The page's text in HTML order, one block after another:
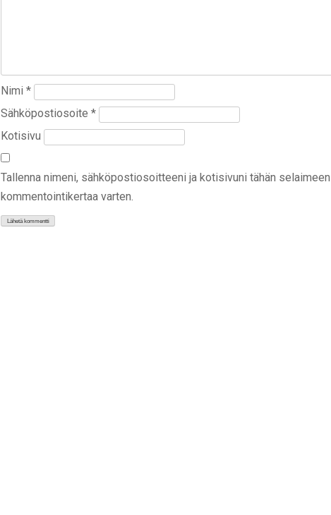
Nimi *
Sähköpostiosoite *
Kotisivu
Tallenna nimeni, sähköpostiosoitteeni ja kotisivuni tähän
kommentointikertaa varten.